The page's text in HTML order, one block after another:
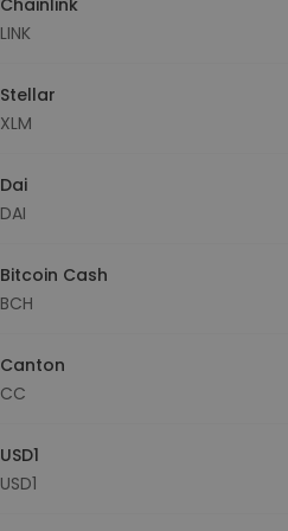
LINK
Stellar
XLM
Dai
DAI
Bitcoin Cash
BCH
Canton
CC
USD1
USD1